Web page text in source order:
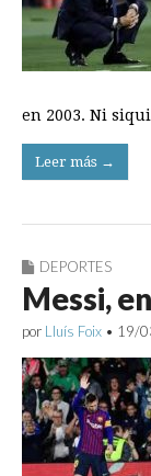
en 2003. Ni
Leer más →
DEPORTES
Messi,
por Lluís Foix • 19/